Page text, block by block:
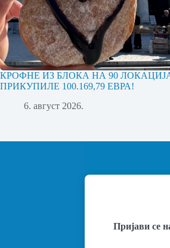
КРОФНЕ ИЗ БЛОКА НА 90
ПРИКУПИЛЕ 100.169,79 ЕВРА!
6. август 2026.
Пријави се